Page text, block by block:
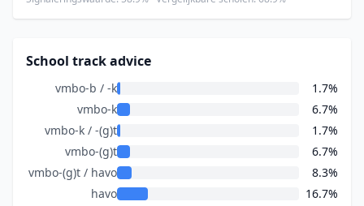
School track advice
vmbo-b / -k
1.7%
vmbo-k
6.7%
vmbo-k / -(g)t
1.7%
vmbo-(g)t
6.7%
vmbo-(g)t / havo
8.3%
havo
16.7%